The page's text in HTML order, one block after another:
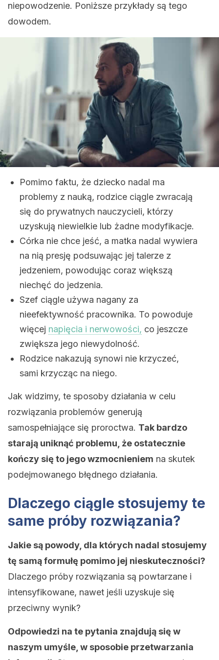
niepowodzenie. Poniższe przykłady są tego
dowodem.
Pomimo faktu, że dziecko nadal ma
problemy z nauką, rodzice ciągle zwracają
się do prywatnych nauczycieli, którzy
uzyskują niewielkie lub żadne modyfikacje.
Córka nie chce jeść, a matka nadal wywiera
na nią presję podsuwając jej talerze z
jedzeniem, powodując coraz większą
niechęć do jedzenia.
Szef ciągle używa nagany za
nieefektywność pracownika. To powoduje
więcej napięcia i nerwowości, co jeszcze
zwiększa jego niewydolność.
Rodzice nakazują synowi nie krzyczeć,
sami krzycząc na niego.
Jak widzimy, te sposoby działania w celu
rozwiązania problemów generują
samospełniające się proroctwa. Tak bardzo
starają uniknąć problemu, że ostatecznie
kończy się to jego wzmocnieniem na skutek
podejmowanego błędnego działania.
Dlaczego ciągle stosujemy te
same próby rozwiązania?
Jakie są powody, dla których nadal stosujemy
tę samą formułę pomimo jej nieskuteczności?
Dlaczego próby rozwiązania są powtarzane i
intensyfikowane, nawet jeśli uzyskuje się
przeciwny wynik?
Odpowiedzi na te pytania znajdują się w
naszym umyśle, w sposobie przetwarzania